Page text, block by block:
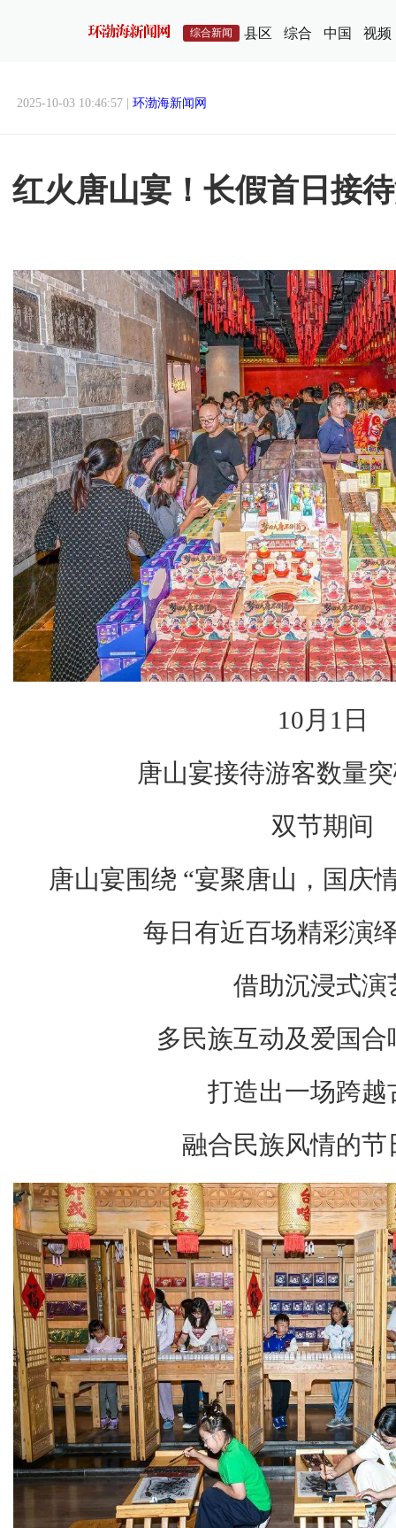
综合新闻 县区 综合 中国 视频
2025-10-03 10:46:57 | 环渤海新闻网
红火唐山宴！长假首日接
10月1日
唐山宴接待游客数量
双节期间
唐山宴围绕 “宴聚唐山，国庆
每日有近百场精彩演
借助沉浸式演
多民族互动及爱国合
打造出一场跨越
融合民族风情的节